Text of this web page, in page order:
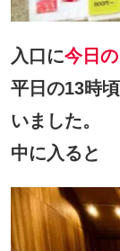
入口に今日
平日の13時
いました。
中に入ると